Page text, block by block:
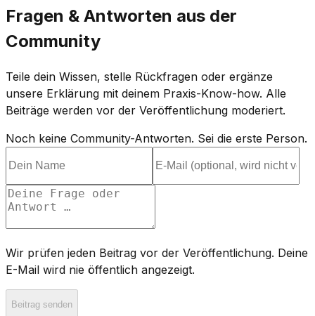
Fragen & Antworten aus der
Community
Teile dein Wissen, stelle Rückfragen oder ergänze
unsere Erklärung mit deinem Praxis-Know-how. Alle
Beiträge werden vor der Veröffentlichung moderiert.
Noch keine Community-Antworten. Sei die erste Person.
Wir prüfen jeden Beitrag vor der Veröffentlichung. Deine
E-Mail wird nie öffentlich angezeigt.
Beitrag senden